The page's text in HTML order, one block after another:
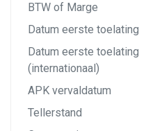
BTW of Marge
Datum eerste toelating
Datum eerste toelating
(internationaal)
APK vervaldatum
Tellerstand